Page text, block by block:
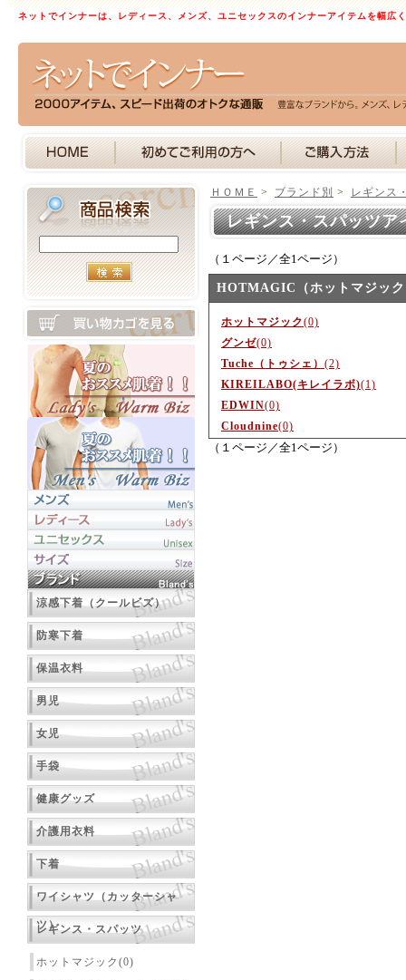
ネットでインナーは、レディース、メンズ、ユニセックスのインナーアイテムを幅広
涼感下着（クールビズ）
防寒下着
保温衣料
男児
女児
手袋
健康グッズ
介護用衣料
下着
ワイシャツ（カッターシャ
ツ）
レギンス・スパッツ
ホットマジック(0)
ＨＯＭＥ > ブランド別 > レギンス
レギンス・スパッツ
（１ページ／全1ページ）
HOTMAGIC（ホットマジッ
ホットマジック(0)
グンゼ(0)
Tuche（トゥシェ） (2)
KIREILABO(キレイラボ)(1)
EDWIN(0)
Cloudnine(0)
（１ページ／全1ページ）